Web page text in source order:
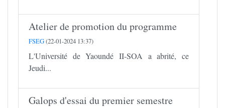
Atelier de promotion du programme
FSEG(22-01-2024 13:37)
L'Université de Yaoundé II-SOA a abrité, ce
Jeudi...
Galops d'essai du premier semestre